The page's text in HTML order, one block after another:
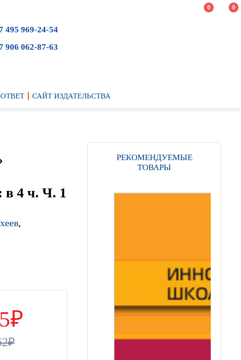
0 0
495 969-24-54
906 062-87-63
САЙТ ИЗДАТЕЛЬСТВА
в 4 ч. Ч. 1
,
РЕКОМЕНДУЕМЫЕ
ТОВАРЫ